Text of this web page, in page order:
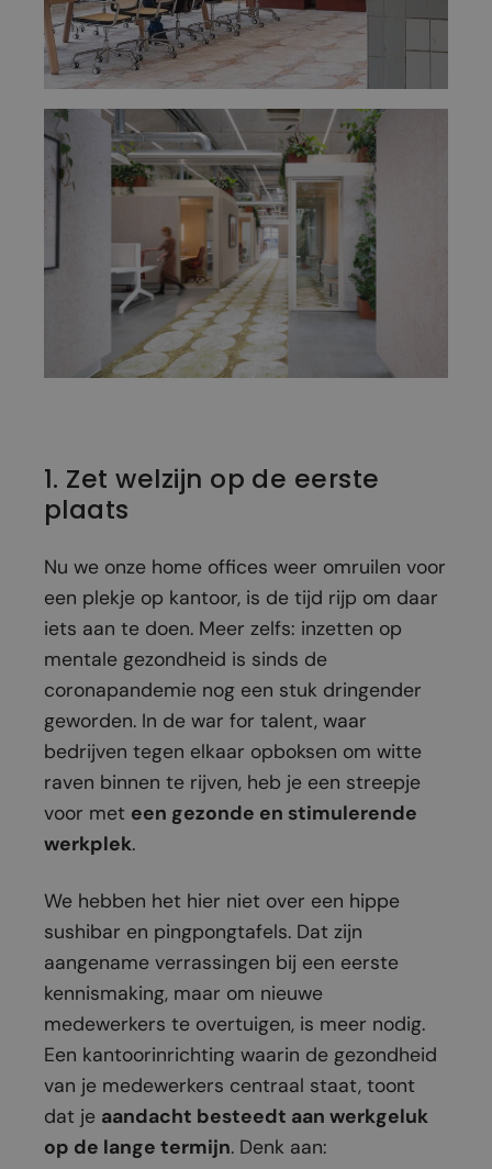
1. Zet welzijn op de eerste
plaats
Nu we onze home offices weer omruilen voor
een plekje op kantoor, is de tijd rijp om daar
iets aan te doen. Meer zelfs: inzetten op
mentale gezondheid is sinds de
coronapandemie nog een stuk dringender
geworden. In de war for talent, waar
bedrijven tegen elkaar opboksen om witte
raven binnen te rijven, heb je een streepje
voor met een gezonde en stimulerende
werkplek.
We hebben het hier niet over een hippe
sushibar en pingpongtafels. Dat zijn
aangename verrassingen bij een eerste
kennismaking, maar om nieuwe
medewerkers te overtuigen, is meer nodig.
Een kantoorinrichting waarin de gezondheid
van je medewerkers centraal staat, toont
dat je aandacht besteedt aan werkgeluk
op de lange termijn. Denk aan: